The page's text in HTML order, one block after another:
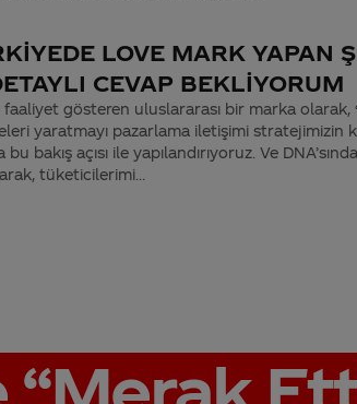
LOVE MARK YAPAN
CEVAP BEKLİYORUM
faaliyet gösteren uluslararası bir marka olarak,
yaratmayı pazarlama iletişimi stratejimizin
bakış açısı ile yapılandırıyoruz. Ve DNA’sında
tüketicilerimi...
“Merak